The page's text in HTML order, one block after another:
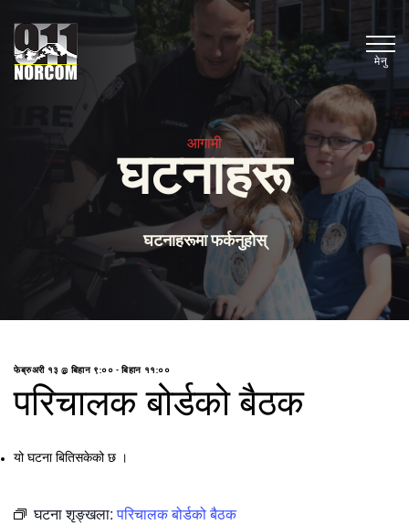
मेनु
आगामी
घटनाहरू
घटनाहरूमा फर्कनुहोस्
फेब्रुअरी १३ @ बिहान ९:०० -बिहान ११:००
परिचालक बोर्डको बैठक
यो घटना बितिसकेको छ ।
घटना शृङ्खला:परिचालक बोर्डको बैठक